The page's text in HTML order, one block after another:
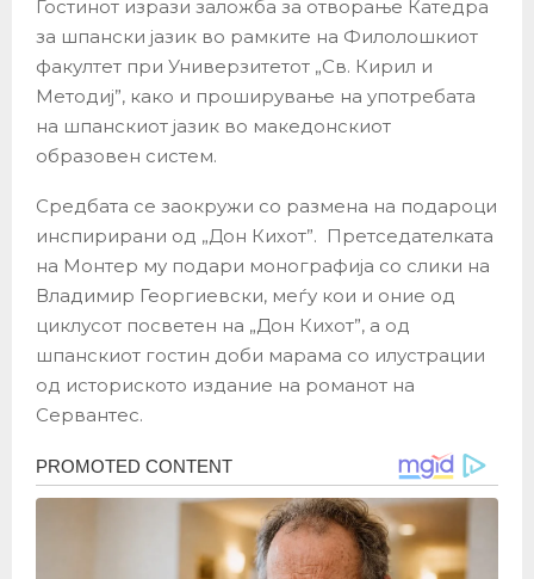
Гостинот изрази заложба за отворање Катедра
за шпански јазик во рамките на Филолошкиот
факултет при Универзитетот „Св. Кирил и
Методиј”, како и проширување на употребата
на шпанскиот јазик во македонскиот
образовен систем.
Средбата се заокружи со размена на подароци
инспирирани од „Дон Кихот”. Претседателката
на Монтер му подари монографија со слики на
Владимир Георгиевски, меѓу кои и оние од
циклусот посветен на „Дон Кихот”, а од
шпанскиот гостин доби марама со илустрации
од историското издание на романот на
Сервантес.